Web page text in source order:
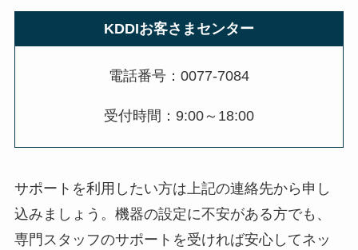
KDDIお客さまセンター
電話番号：0077-7084
受付時間：9:00～18:00
サポートを利用したい方は上記の連絡先から申し
込みましょう。機器の設定に不安がある方でも、
専門スタッフのサポートを受ければ安心してネッ